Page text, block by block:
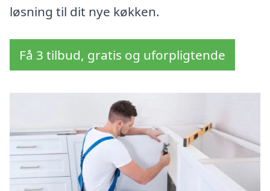
løsning til dit nye køkken.
Få 3 tilbud, gratis og uforpligtende